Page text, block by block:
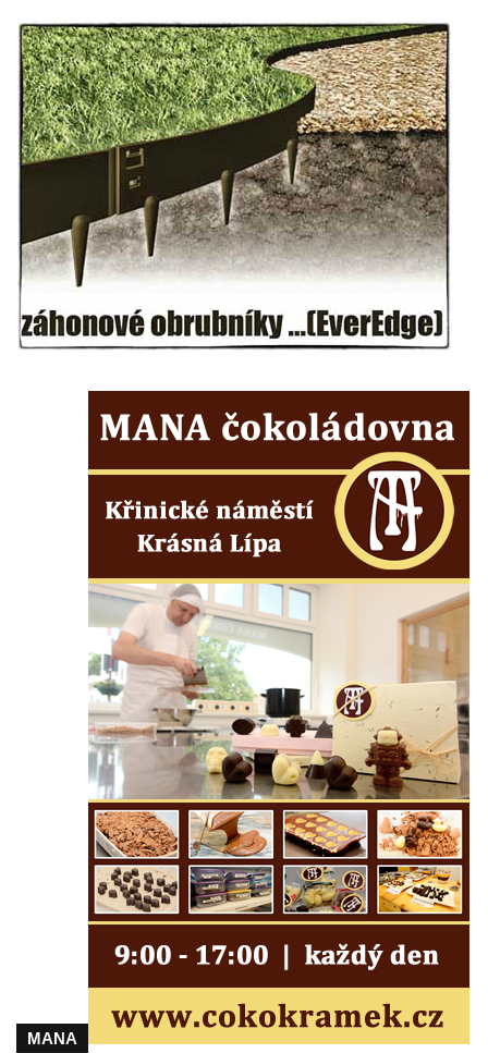
nádvoří kláštera dominikánů v Českých
Budějovicích
Socha svatého Zachariáše na nádvoří
kláštera dominikánů v Českých
Budějovicích
Socha svatého Josefa na nádvoří kláštera
dominikánů v Českých Budějovicích
Socha svaté Anny na nádvoří kláštera
dominikánů v Českých Budějovicích
kláštera dominikánů v Českých
Sousoší Kalvárie před klášterem
dominikánů u Piaristického náměstí v
Semilech
Pamětní deska Tomáše Garrigue Masaryka
na radnici v Českých Budějovicích
Pamětní deska na biskupské rezidenci v
Českých Budějovicích
Pamětní deska Josefa Hloucha na
biskupské rezidenci v Českých
Budějovicích
Socha žáby u rybníčku na Náměstí v
Kamenném Újezdě
Pamětní kámen družebních obcí Kamenný
Újezd a Krauchthal v parku na Náměstí v
Kamenném Újezdě
Socha na náměstí J. V. Kamarýta ve
Velešíně
Pamětní deska arcibiskupa Micara ve
MANA